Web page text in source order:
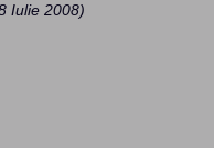
Iulie 2008)